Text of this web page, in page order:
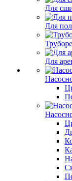
Для
Для
Для